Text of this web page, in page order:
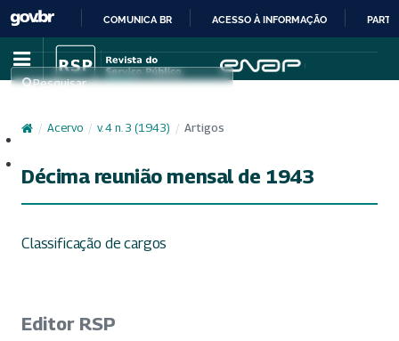
IR
PARA
CONTEÚDO
COMUNICA BR ACESSO À INFORMAÇÃO
Pesquisar
/ Acervo / v. 4 n. 3 (1943) / Artigos
Décima reunião mensal de 1943
Classificação de cargos
Editor RSP